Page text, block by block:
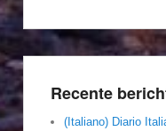
Recente
(Italiano) Diario